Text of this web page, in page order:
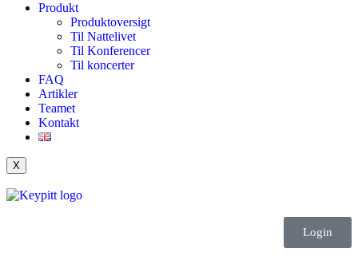
Produkt
Produktoversigt
Til Nattelivet
Til Konferencer
Til koncerter
FAQ
Artikler
Teamet
Kontakt
X
Login